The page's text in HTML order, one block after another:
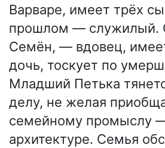
Варваре, имеет трёх
прошлом — служилый.
Семён, — вдовец,
дочь, тоскует по
Младший Петька
делу, не желая
семейному промыслу
архитектуре. Семья